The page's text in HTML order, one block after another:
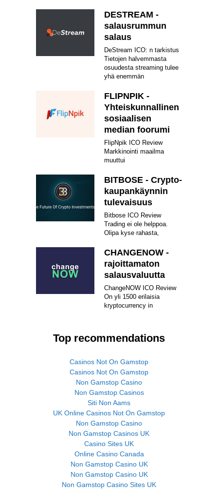
DESTREAM -
salausrummun
salaus
DeStream ICO: n tarkistus
Tietojen halvemmasta
osuudesta streaming tulee
yhä enemmän
FLIPNPIK -
Yhteiskunnallinen
sosiaalisen
median foorumi
FlipNpik ICO Review
Markkinointi maailma
muuttui
BITBOSE - Crypto-
kaupankäynnin
tulevaisuus
Bitbose ICO Review
Trading ei ole helppoa.
Olipa kyse rahasta,
CHANGENOW -
rajoittamaton
salausvaluutta
ChangeNOW ICO Review
On yli 1500 erilaisia ​​
kryptocurrency in
Top recommendations
Casinos Not On Gamstop
Casinos Not On Gamstop
Non Gamstop Casino
Non Gamstop Casinos
Siti Non Aams
UK Online Casinos Not On Gamstop
Non Gamstop Casino
Non Gamstop Casinos UK
Casino Sites UK
Online Casino Canada
Non Gamstop Casino UK
Non Gamstop Casino UK
Non Gamstop Casino Sites UK